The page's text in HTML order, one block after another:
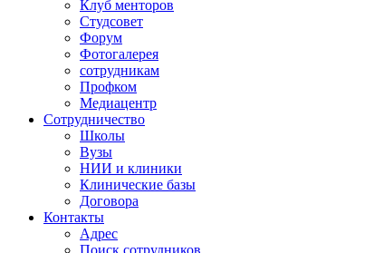
Клуб менторов
Студсовет
Форум
Фотогалерея
сотрудникам
Профком
Медиацентр
Сотрудничество
Школы
Вузы
НИИ и клиники
Клинические базы
Договора
Контакты
Адрес
Поиск сотрудников